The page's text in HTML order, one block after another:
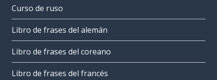
Curso de ruso
Libro de frases del alemán
Libro de frases del coreano
Libro de frases del francés